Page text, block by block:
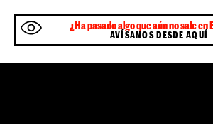
¿Ha pasado algo que aún no sale en
AVÍSANOS DESDE AQUÍ